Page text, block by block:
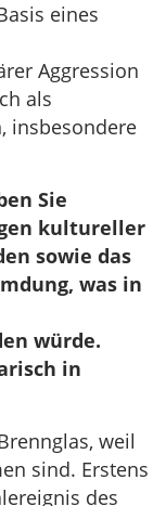
eines
Aggression
als
insbesondere
Sie
kultureller
sowie das
was in
würde.
in
weil
sind. Erstens
des